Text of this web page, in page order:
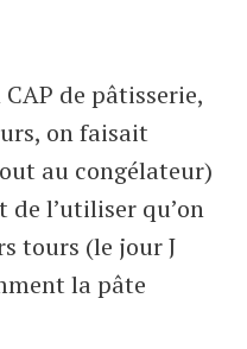
de pâtisserie,
on faisait
au congélateur)
de l’utiliser qu’on
tours (le jour J
la pâte